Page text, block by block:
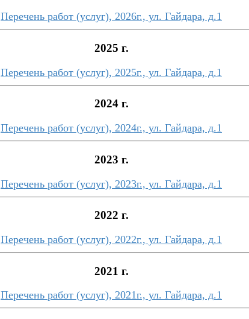
Перечень работ (услуг), 2026г., ул. Гайдара, д.1
2025 г.
Перечень работ (услуг), 2025г., ул. Гайдара, д.1
2024 г.
Перечень работ (услуг), 2024г., ул. Гайдара, д.1
2023 г.
Перечень работ (услуг), 2023г., ул. Гайдара, д.1
2022 г.
Перечень работ (услуг), 2022г., ул. Гайдара, д.1
2021 г.
Перечень работ (услуг), 2021г., ул. Гайдара, д.1